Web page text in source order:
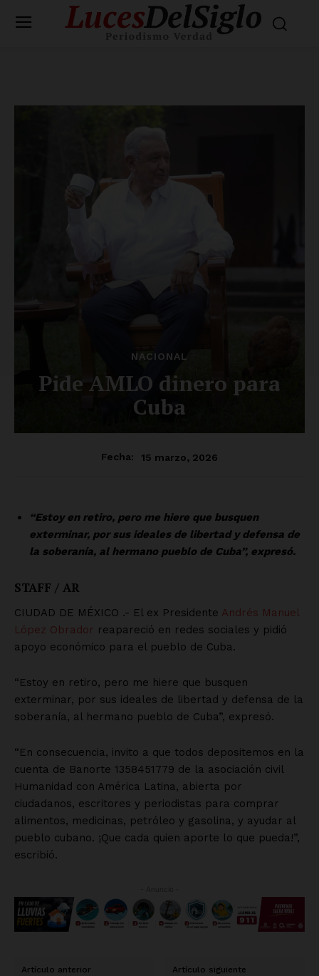
NACIONAL
Pide AMLO dinero para
Cuba
Fecha: 15 marzo, 2026
“Estoy en retiro, pero me hiere que busquen
exterminar, por sus ideales de libertad y defensa de
la soberanía, al hermano pueblo de Cuba”, expresó.
STAFF / AR
CIUDAD DE MÉXICO .- El ex Presidente Andrés Manuel
López Obrador reapareció en redes sociales y pidió
apoyo económico para el pueblo de Cuba.
“Estoy en retiro, pero me hiere que busquen
exterminar, por sus ideales de libertad y defensa de la
soberanía, al hermano pueblo de Cuba”, expresó.
“En consecuencia, invito a que todos depositemos en la
cuenta de Banorte 1358451779 de la asociación civil
Humanidad con América Latina, abierta por
ciudadanos, escritores y periodistas para comprar
alimentos, medicinas, petróleo y gasolina, y ayudar al
pueblo cubano. ¡Que cada quien aporte lo que pueda!”,
escribió.
Artículo anterior Artículo siguiente